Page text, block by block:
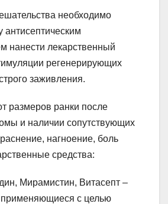
необходимо
антисептическим
нанести лекарственный
регенерирующих
заживления.
размеров ранки после
и наличии сопутствующих
нагноение, боль
средства:
Мирамистин, Витасепт –
применяющиеся с целью